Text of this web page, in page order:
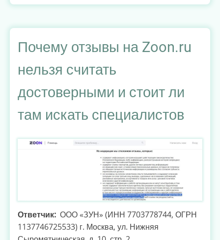
скрывает
о
юристе
Бендере
Андрее
из
жалоба
ФАС
Почему отзывы на Zoon.ru
нельзя считать
достоверными и стоит ли
там искать специалистов
Ответчик ООО «ЗУН» (ИНН 7703778744, ОГРН
1137746725533) г. Москва, ул. Нижняя